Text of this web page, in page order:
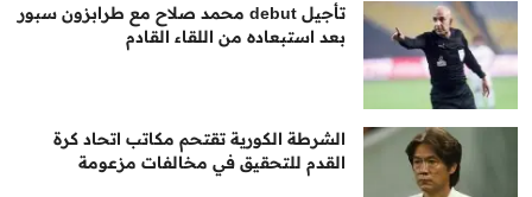
تأجيل debut محمد صلاح مع طرابزون سبور
بعد استبعاده من اللقاء القادم
الشرطة الكورية تقتحم مكاتب اتحاد كرة
القدم للتحقيق في مخالفات مزعومة